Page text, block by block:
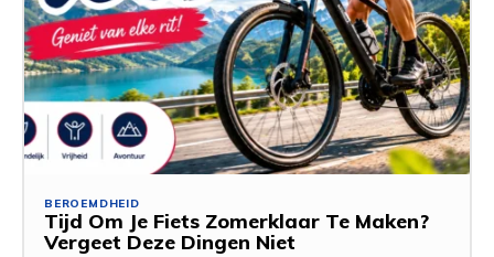
BEROEMDHEID
Tijd Om Je Fiets Zomerklaar Te Maken?
Vergeet Deze Dingen Niet